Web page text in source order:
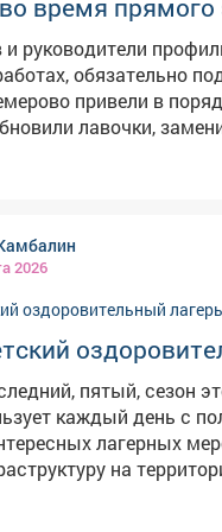
время
и руководители
обязательно
привели в
лавочки,
расчистили
жителя села Глубокое начали
- Юрга.
уже готовят
40 тонн мусора,
комментарии. Они
2026
пятый, сезон
каждый день с
лагерных мероприятиях. Отметил
на
и уже
У всех